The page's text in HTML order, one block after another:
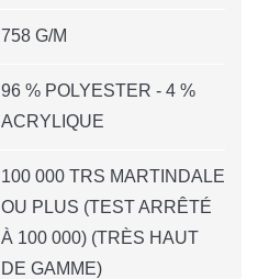
758 G/M
96 % POLYESTER - 4 %
ACRYLIQUE
100 000 TRS MARTINDALE
OU PLUS (TEST ARRÊTÉ
À 100 000) (TRÈS HAUT
DE GAMME)